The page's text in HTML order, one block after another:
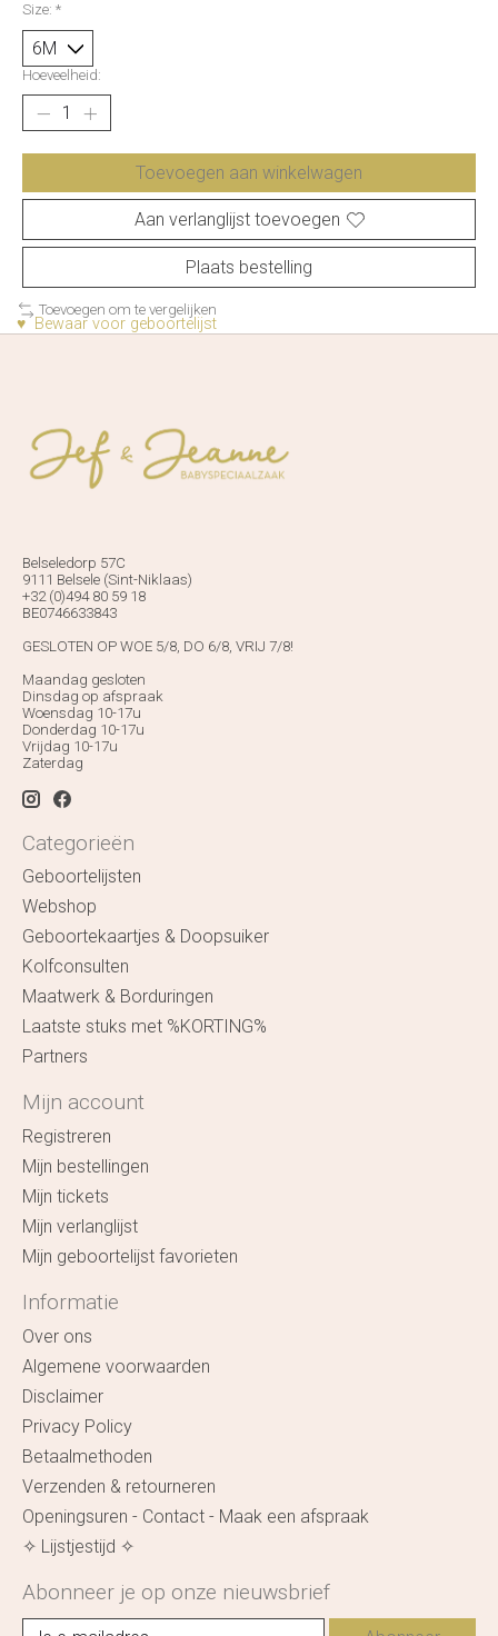
Size: *
Hoeveelheid:
Toevoegen aan winkelwagen
Aan verlanglijst toevoegen
Plaats bestelling
Toevoegen om te vergelijken
♥ Bewaar voor geboortelijst
Belseledorp 57C
9111 Belsele (Sint-Niklaas)
+32 (0)494 80 59 18
BE0746633843
GESLOTEN OP WOE 5/8, DO 6/8, VRIJ 7/8!
Maandag gesloten
Dinsdag op afspraak
Woensdag 10-17u
Donderdag 10-17u
Vrijdag 10-17u
Zaterdag
Categorieën
Geboortelijsten
Webshop
Geboortekaartjes & Doopsuiker
Kolfconsulten
Maatwerk & Borduringen
Laatste stuks met %KORTING%
Partners
Mijn account
Registreren
Mijn bestellingen
Mijn tickets
Mijn verlanglijst
Mijn geboortelijst favorieten
Informatie
Over ons
Algemene voorwaarden
Disclaimer
Privacy Policy
Betaalmethoden
Verzenden & retourneren
Openingsuren - Contact - Maak een afspraak
✧ Lijstjestijd ✧
Abonneer je op onze nieuwsbrief